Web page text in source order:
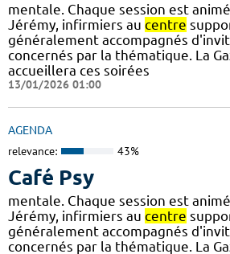
mentale. Chaque session est
Jérémy, infirmiers au centre
généralement accompagnés
concernés par la thématique. La
accueillera ces soirées
13/01/2026 01:00
AGENDA
relevance: 43%
Café Psy
mentale. Chaque session est
Jérémy, infirmiers au centre
généralement accompagnés
concernés par la thématique. La